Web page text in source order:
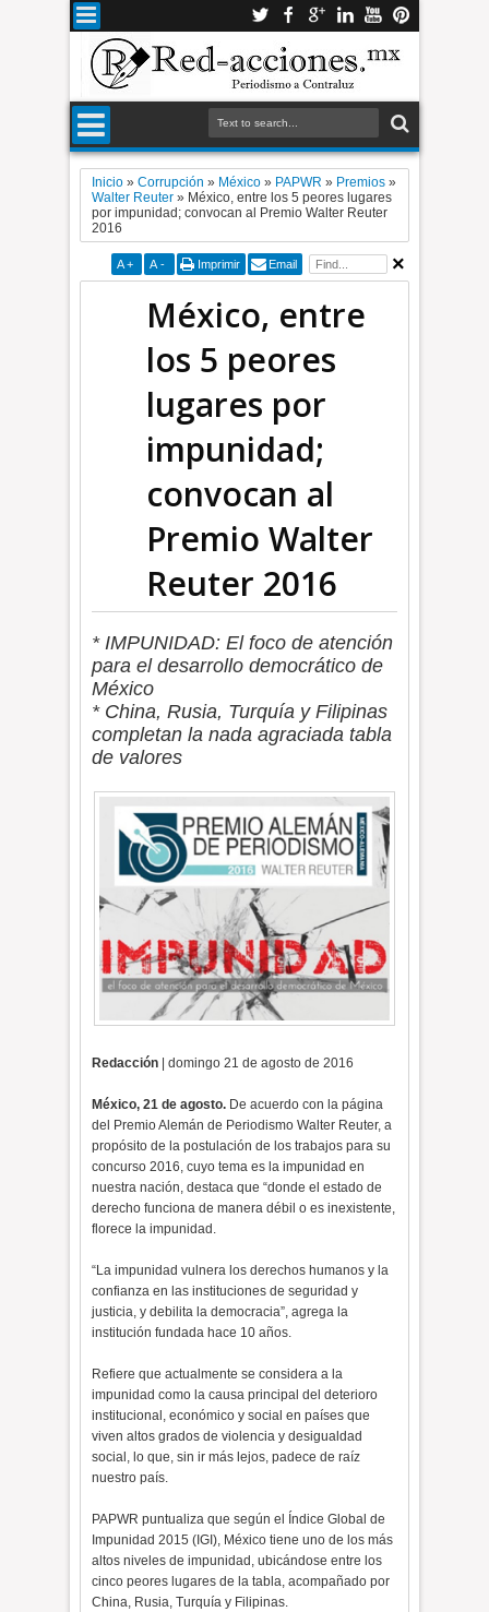
Inicio »Corrupción » México » PAPWR » Premios »
Walter Reuter » México, entre los 5 peores lugares
por impunidad; convocan al Premio Walter Reuter
2016
A + A - Imprimir Email
México, entre
los 5 peores
lugares por
impunidad;
convocan al
Premio Walter
Reuter 2016
* IMPUNIDAD: El foco de atención
para el desarrollo democrático de
México
* China, Rusia, Turquía y Filipinas
completan la nada agraciada tabla
de valores
Redacción | domingo 21 de agosto de 2016
México, 21 de agosto. De acuerdo con la página
del Premio Alemán de Periodismo Walter Reuter, a
propósito de la postulación de los trabajos para su
concurso 2016, cuyo tema es la impunidad en
nuestra nación, destaca que “donde el estado de
derecho funciona de manera débil o es inexistente,
florece la impunidad.
“La impunidad vulnera los derechos humanos y la
confianza en las instituciones de seguridad y
justicia, y debilita la democracia”, agrega la
institución fundada hace 10 años.
Refiere que actualmente se considera a la
impunidad como la causa principal del deterioro
institucional, económico y social en países que
viven altos grados de violencia y desigualdad
social, lo que, sin ir más lejos, padece de raíz
nuestro país.
PAPWR puntualiza que según el Índice Global de
Impunidad 2015 (IGI), México tiene uno de los más
altos niveles de impunidad, ubicándose entre los
cinco peores lugares de la tabla, acompañado por
China, Rusia, Turquía y Filipinas.